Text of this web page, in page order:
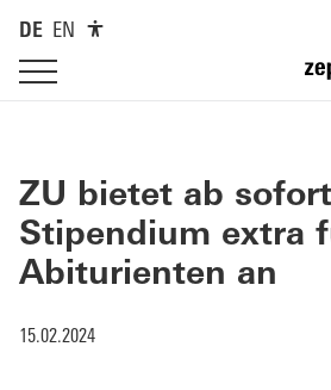
DE EN
ZU bietet ab
Stipendium extra
Abiturienten an
15.02.2024